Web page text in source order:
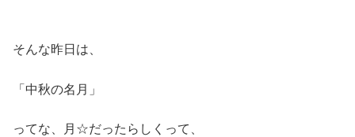
そんな昨日は、
「中秋の名月」
ってな、月☆だったらしくって、